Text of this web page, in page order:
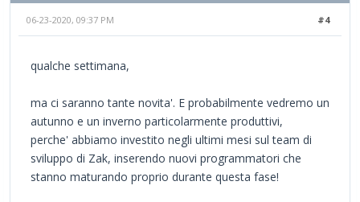
#4
06-23-2020, 09:37 PM
qualche settimana,
ma ci saranno tante novita'. E probabilmente vedremo un
autunno e un inverno particolarmente produttivi,
perche' abbiamo investito negli ultimi mesi sul team di
sviluppo di Zak, inserendo nuovi programmatori che
stanno maturando proprio durante questa fase!